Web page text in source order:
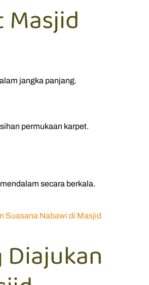
jangka panjang.
permukaan karpet.
secara berkala.
Suasana Nabawi di Masjid